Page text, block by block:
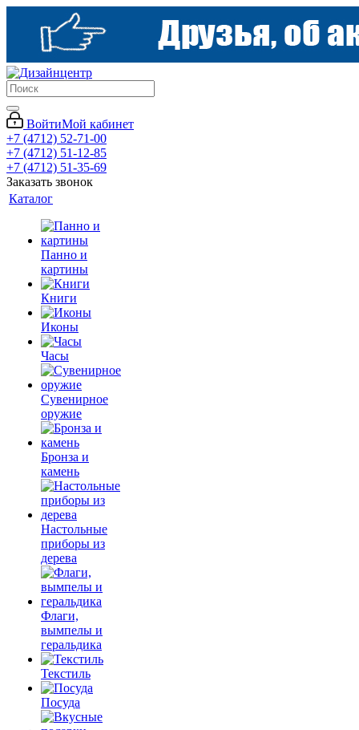
ВойтиМой кабинет
+7 (4712) 52-71-00
+7 (4712) 51-12-85
+7 (4712) 51-35-69
Заказать звонок
Каталог
Панно и
картины
Книги
Иконы
Часы
Сувенирное
оружие
Бронза и
камень
Настольные
приборы из
дерева
Флаги,
вымпелы и
геральдика
Текстиль
Посуда